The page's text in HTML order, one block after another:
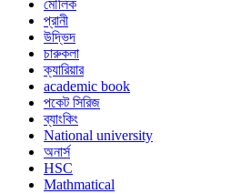
মৌলিক
প্রানী
উদ্ভিদ
চারুকলা
ক্যারিয়ার
academic book
পকেট সিরিজ
ব্যাংকিং
National university
অনার্স
HSC
Mathmatical